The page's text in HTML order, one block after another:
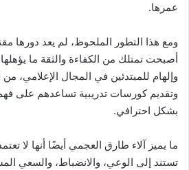
عمرها.
ومع هذا التطور الملحوظ، لم يعد دورها
أصبحت تمتلك من الكفاءة والثقة ما
وإلهام للمبتدئين في المجال الإعلامي،
وتقديم كورسات تدريبية تساعدهم على
بشكل احترافي.
ما يميز آلاء طارق العجمي أيضًا أنها لا
تستند إلى الوعي، والانضباط، والسعي